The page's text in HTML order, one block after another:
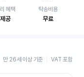
혜택
공
탁송비용
무료
만 26세 이상 기준 VAT 포함